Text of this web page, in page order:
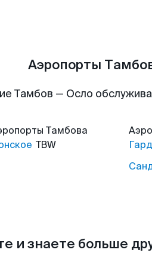
Аэропорты
Тамбов — Осло
Тамбова
TBW
и знаете больше